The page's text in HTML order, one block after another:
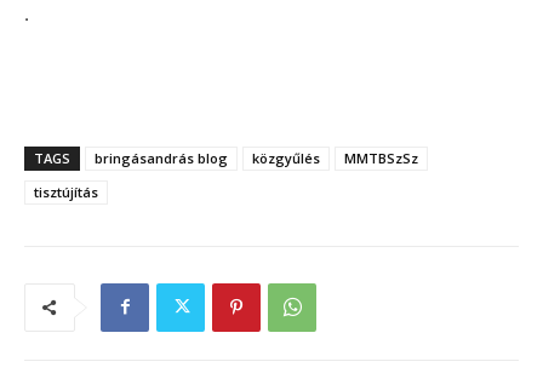
.
TAGS bringásandrás blog közgyűlés
MMTBSzSz
tisztújítás